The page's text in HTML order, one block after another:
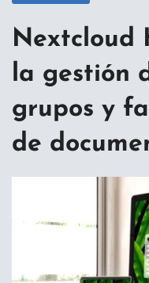
Nextcloud
la gestión
grupos y
de